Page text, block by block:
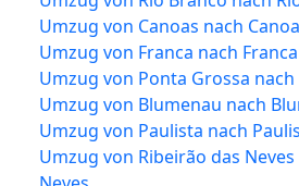
Umzug von Canoas nach
Umzug von Franca nach Franca
Umzug von Ponta Grossa
Umzug von Blumenau nach
Umzug von Paulista nach
Umzug von Ribeirão das